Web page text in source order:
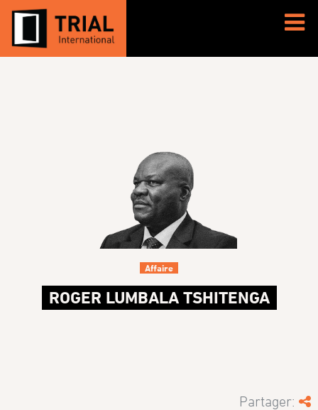
Affaire
ROGER LUMBALA TSHITENGA
Partager: